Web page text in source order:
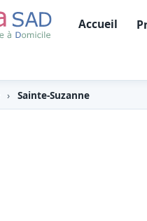
Accueil
› Sainte-Suzanne